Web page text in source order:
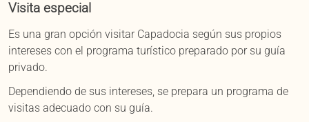
Visita especial
Es una gran opción visitar Capadocia según sus propios
intereses con el programa turístico preparado por su guía
privado.
Dependiendo de sus intereses, se prepara un programa de
visitas adecuado con su guía.